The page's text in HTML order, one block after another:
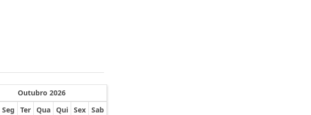
Outubro 2026
Seg Ter Qua Qui Sex Sab